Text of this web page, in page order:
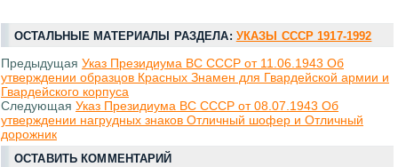
ОСТАЛЬНЫЕ МАТЕРИАЛЫ РАЗДЕЛА: УКАЗЫ СССР 1917-1992
Предыдущая Указ Президиума ВС СССР от 11.06.1943 Об
утверждении образцов Красных Знамен для Гвардейской армии и
Гвардейского корпуса
Следующая Указ Президиума ВС СССР от 08.07.1943 Об
утверждении нагрудных знаков Отличный шофер и Отличный
дорожник
ОСТАВИТЬ КОММЕНТАРИЙ